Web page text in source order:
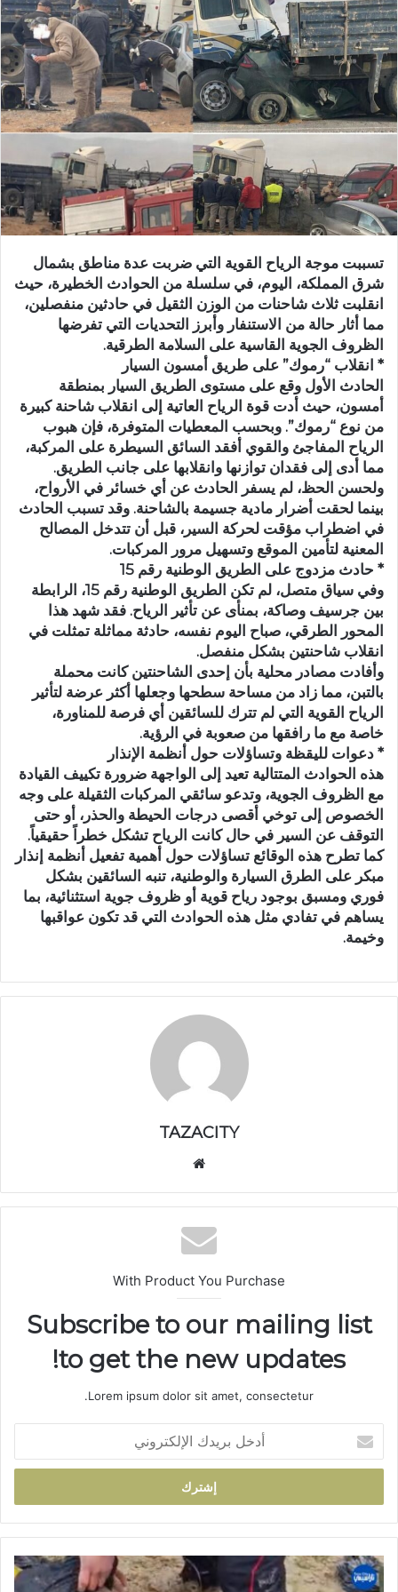
س
ل
ب
ر
ي
د
ا
ل
ك
ت
و
ن
ي
ا
تسببت موجة الرياح القوية التي ضربت عدة مناطق بشمال
شرق المملكة، اليوم، في سلسلة من الحوادث الخطيرة، حيث
انقلبت ثلاث شاحنات من الوزن الثقيل في حادثين منفصلين،
مما أثار حالة من الاستنفار وأبرز التحديات التي تفرضها
الظروف الجوية القاسية على السلامة الطرقية.
* انقلاب “رموك” على طريق أمسون السيار
الحادث الأول وقع على مستوى الطريق السيار بمنطقة
أمسون، حيث أدت قوة الرياح العاتية إلى انقلاب شاحنة كبيرة
من نوع “رموك”. وبحسب المعطيات المتوفرة، فإن هبوب
الرياح المفاجئ والقوي أفقد السائق السيطرة على المركبة،
مما أدى إلى فقدان توازنها وانقلابها على جانب الطريق.
ولحسن الحظ، لم يسفر الحادث عن أي خسائر في الأرواح،
بينما لحقت أضرار مادية جسيمة بالشاحنة. وقد تسبب الحادث
في اضطراب مؤقت لحركة السير، قبل أن تتدخل المصالح
المعنية لتأمين الموقع وتسهيل مرور المركبات.
* حادث مزدوج على الطريق الوطنية رقم 15
وفي سياق متصل، لم تكن الطريق الوطنية رقم 15، الرابطة
بين جرسيف وصاكة، بمنأى عن تأثير الرياح. فقد شهد هذا
المحور الطرقي، صباح اليوم نفسه، حادثة مماثلة تمثلت في
انقلاب شاحنتين بشكل منفصل.
وأفادت مصادر محلية بأن إحدى الشاحنتين كانت محملة
بالتبن، مما زاد من مساحة سطحها وجعلها أكثر عرضة لتأثير
الرياح القوية التي لم تترك للسائقين أي فرصة للمناورة،
خاصة مع ما رافقها من صعوبة في الرؤية.
* دعوات لليقظة وتساؤلات حول أنظمة الإنذار
هذه الحوادث المتتالية تعيد إلى الواجهة ضرورة تكييف القيادة
مع الظروف الجوية، وتدعو سائقي المركبات الثقيلة على وجه
الخصوص إلى توخي أقصى درجات الحيطة والحذر، أو حتى
التوقف عن السير في حال كانت الرياح تشكل خطراً حقيقياً.
كما تطرح هذه الوقائع تساؤلات حول أهمية تفعيل أنظمة إنذار
مبكر على الطرق السيارة والوطنية، تنبه السائقين بشكل
فوري ومسبق بوجود رياح قوية أو ظروف جوية استثنائية، بما
يساهم في تفادي مثل هذه الحوادث التي قد تكون عواقبها
وخيمة.
TAZACITY
الوي
ب
With Product You Purchase
Subscribe to our mailing list
to get the new updates!
Lorem ipsum dolor sit amet, consectetur.
خ
ب
ر
د
ك
ف